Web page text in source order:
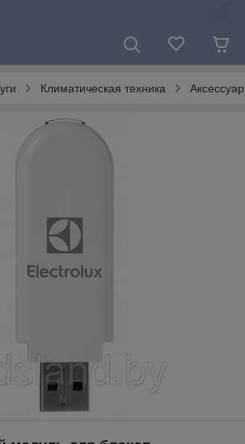
Климатическая техника